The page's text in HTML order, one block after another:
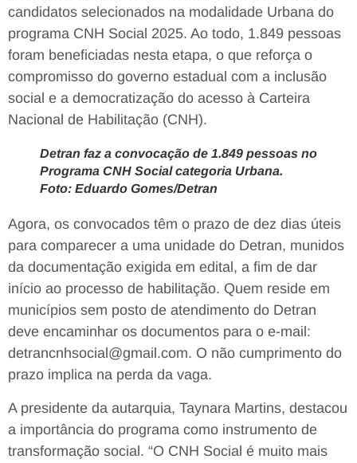
candidatos selecionados na modalidade Urbana do
programa CNH Social 2025. Ao todo, 1.849 pessoas
foram beneficiadas nesta etapa, o que reforça o
compromisso do governo estadual com a inclusão
social e a democratização do acesso à Carteira
Nacional de Habilitação (CNH).
Detran faz a convocação de 1.849 pessoas no
Programa CNH Social categoria Urbana.
Foto: Eduardo Gomes/Detran
Agora, os convocados têm o prazo de dez dias úteis
para comparecer a uma unidade do Detran, munidos
da documentação exigida em edital, a fim de dar
início ao processo de habilitação. Quem reside em
municípios sem posto de atendimento do Detran
deve encaminhar os documentos para o e-mail:
detrancnhsocial@gmail.com. O não cumprimento do
prazo implica na perda da vaga.
A presidente da autarquia, Taynara Martins, destacou
a importância do programa como instrumento de
transformação social. “O CNH Social é muito mais